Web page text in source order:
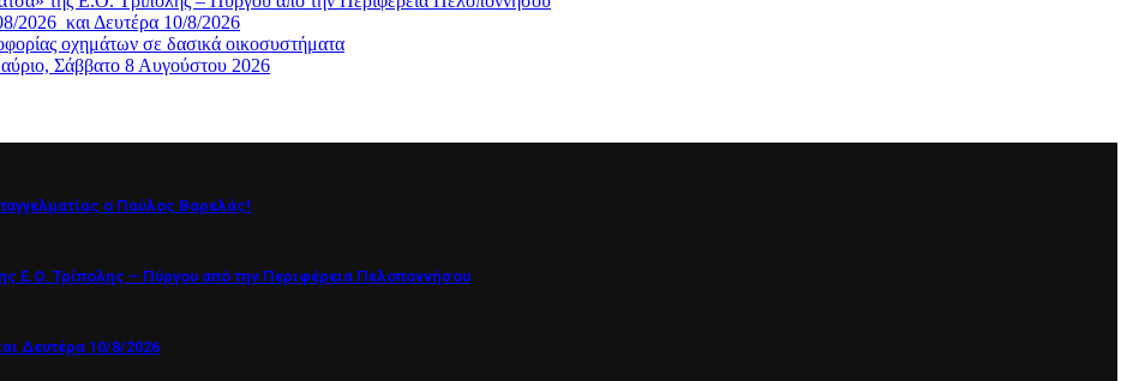
2026 και Δευτέρα 10/8/2026
οχημάτων σε δασικά οικοσυστήματα
Σάββατο 8 Αυγούστου 2026
ο Παύλος Βαρελάς!
Ε.Ο. Τρίπολης – Πύργου από την Περιφέρεια Πελοποννήσου
Δευτέρα 10/8/2026